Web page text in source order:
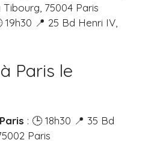
75004 Paris
19h30 📍 25 Bd Henri IV,
Paris le
: 🕒 18h30 📍 35 Bd
Paris